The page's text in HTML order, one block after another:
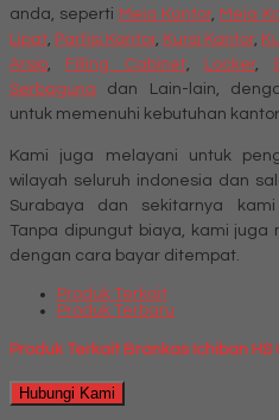
anda, seperti Meja Kantor, Meja
Lipat, Partisi Kantor, Kursi Kantor,
Arsip, Filling Cabinet, Locker,
Serbaguna dan Lain-lain,
untuk memenuhi kebutuhan
Kami juga melayani untuk
wilayah seluruh indonesia dan
Surabaya dan sekitarnya
Tanpa dipungut biaya, kami juga
dengan cara bayar ditempat.
Produk Terkait
Produk Terbaru
Produk Terkait Brankas Ichiban HS
Hubungi Kami